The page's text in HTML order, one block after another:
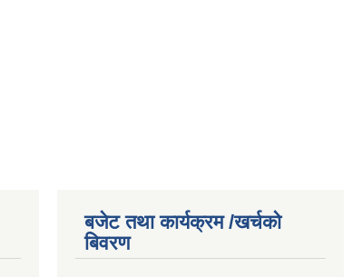
बजेट तथा कार्यक्रम /खर्चको
बिवरण